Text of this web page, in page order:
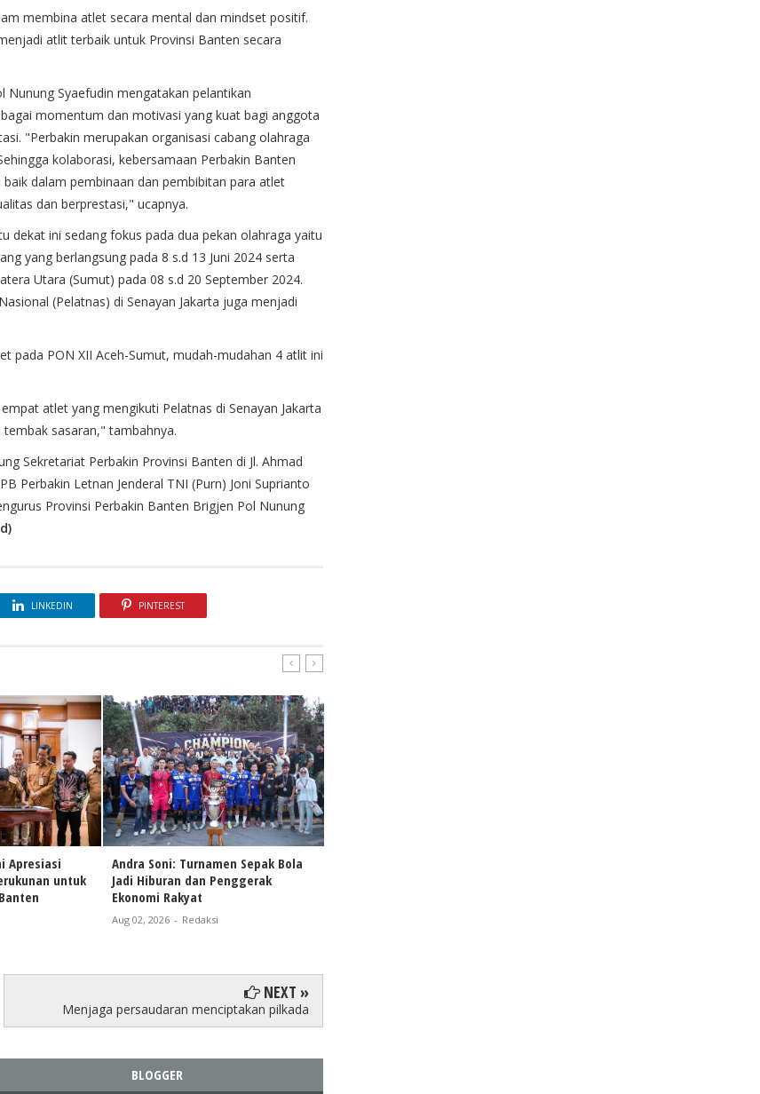
membina atlet secara mental dan mindset positif.
atlit terbaik untuk Provinsi Banten secara
Syaefudin mengatakan pelantikan
momentum dan motivasi yang kuat bagi anggota
"Perbakin merupakan organisasi cabang olahraga
kolaborasi, kebersamaan Perbakin Banten
dalam pembinaan dan pembibitan para atlet
dan berprestasi," ucapnya.
dekat ini sedang fokus pada dua pekan olahraga yaitu
yang berlangsung pada 8 s.d 13 Juni 2024 serta
Utara (Sumut) pada 08 s.d 20 September 2024.
(Pelatnas) di Senayan Jakarta juga menjadi
pada PON XII Aceh-Sumut, mudah-mudahan 4 atlit ini
atlet yang mengikuti Pelatnas di Senayan Jakarta
sasaran," tambahnya.
Sekretariat Perbakin Provinsi Banten di Jl. Ahmad
Perbakin Letnan Jenderal TNI (Purn) Joni Suprianto
Provinsi Perbakin Banten Brigjen Pol Nunung
LINKEDIN PINTEREST
Apresiasi
untuk
Andra Soni: Turnamen Sepak Bola
Jadi Hiburan dan Penggerak
Ekonomi Rakyat
Aug 02, 2026 - Redaksi
NEXT »
Menjaga persaudaran menciptakan pilkada
BLOGGER